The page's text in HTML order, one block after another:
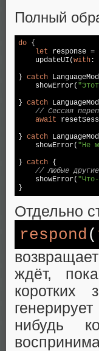
Полный
do {
let response =
    updateUI(
with:
} catch
    showError(
} catch
// Сессия
await
} catch
    showError(
"Не
} catch {
// Любые другие
    showError(
Отдельно
respond (
ждёт,
коротких
нибудь